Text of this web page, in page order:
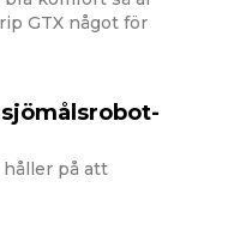
GTX något för
håller på att